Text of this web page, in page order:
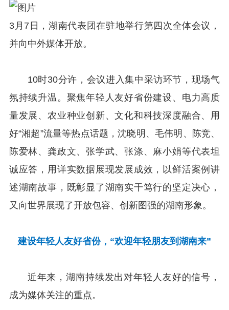
3月7日，湖南代表团在驻地举行第四次全体会议，
并向中外媒体开放。
10时30分许，会议进入集中采访环节，现场气
氛持续升温。聚焦年轻人友好省份建设、电力高质
量发展、农业种业创新、文化和科技深度融合、用
好“湘超”流量等热点话题，沈晓明、毛伟明、陈竞、
陈爱林、龚政文、张学武、张涤、麻小娟等代表坦
诚应答，用详实数据展现发展成效，以鲜活案例讲
述湖南故事，既彰显了湖南实干笃行的坚定决心，
又向世界展现了开放包容、创新图强的湖南形象。
建设年轻人友好省份，“欢迎年轻朋友到湖南来”
近年来，湖南持续发出对年轻人友好的信号，
成为媒体关注的重点。